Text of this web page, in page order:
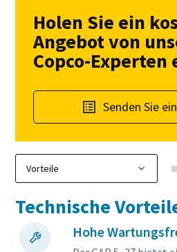
Holen Sie ein
Angebot von
Copco-Experten
Senden Sie
Technische
Hohe